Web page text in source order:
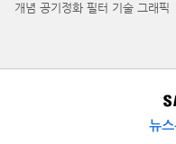
개념 공기정화 필터 기술 그래픽
뉴스